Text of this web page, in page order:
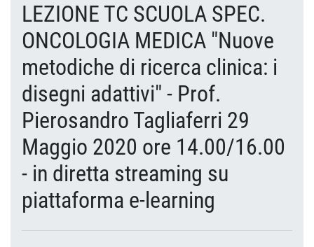
LEZIONE TC SCUOLA SPEC.
ONCOLOGIA MEDICA "Nuove
metodiche di ricerca clinica: i
disegni adattivi" - Prof.
Pierosandro Tagliaferri 29
Maggio 2020 ore 14.00/16.00
- in diretta streaming su
piattaforma e-learning